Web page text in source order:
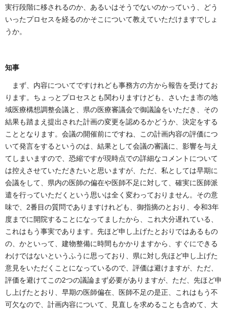
実行段階に移されるのか、あるいはそうでないのかっていう、どう
いったプロセスを経るのかそこについて教えていただけますでしょ
うか。
知事
まず、内容についてですけれども事務方の方から報告を受けてお
ります。ちょっとプロセスとも関わりますけども、さいたま市の地
域医療構想調整会議と、県の医療審議会で御議論をいただき、その
結果も踏まえ提出された計画の変更を認めるかどうか、決定をする
こととなります。会議の開催前にですね、この計画内容の評価につ
いて発言をするというのは、結果として会議の審議に、影響を与え
てしまいますので、恐縮ですが現時点での詳細なコメントについて
は控えさせていただきたいと思いますが、ただ、私としては早期に
会議をして、県内の医師の偏在や医師不足に対して、確実に医師派
遣を行っていただくという思いは全く変わっておりません。その意
味で、2番目の質問でありますけれども、御指摘のとおり、令和3年
度までに開院することになってましたから、これ大分遅れている、
これはもう事実であります。先ほど申し上げたとおりではあるもの
の、かといって、建物整備に時間もかかりますから、すぐにできる
わけではないというふうに思っており、県に対し先ほど申し上げた
意見をいただくことになっているので、評価は避けますが、ただ、
評価を避けてこの2つの議論まず必要がありますが、ただ、先ほど申
し上げたとおり、早期の医師偏在、医師不足の是正、これはもう不
可欠なので、計画内容について、見直しを求めることも含めて、大